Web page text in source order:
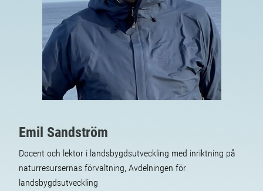
Emil Sandström
Docent och lektor i landsbygdsutveckling med inriktning på
naturresursernas förvaltning, Avdelningen för
landsbygdsutveckling